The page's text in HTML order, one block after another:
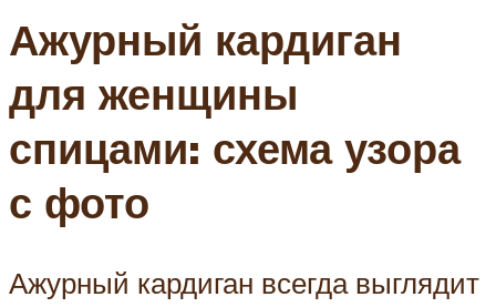
Ажурный кардиган
для женщины
спицами: схема узора
с фото
Ажурный кардиган всегда выглядит